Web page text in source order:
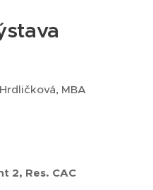
MBA
2, Res. CAC